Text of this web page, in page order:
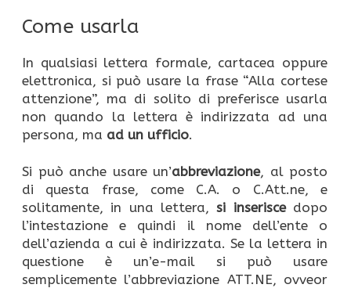
Come usarla
In qualsiasi lettera formale, cartacea oppure
elettronica, si può usare la frase “Alla cortese
attenzione”, ma di solito di preferisce usarla
non quando la lettera è indirizzata ad una
persona, ma ad un ufficio.
Si può anche usare un’abbreviazione, al posto
di questa frase, come C.A. o C.Att.ne, e
solitamente, in una lettera, si inseriscedopo
l’intestazione e quindi il nome dell’ente o
dell’azienda a cui è indirizzata. Se la lettera in
questione è un’e-mail si può usare
semplicemente l’abbreviazione ATT.NE, ovveor